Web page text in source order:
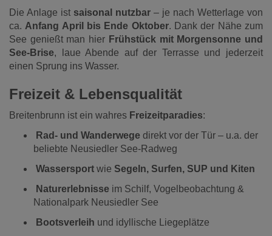
Die Anlage ist saisonal nutzbar – je nach Wetterlage von
ca. Anfang April bis Ende Oktober. Dank der Nähe zum
See genießt man hier Frühstück mit Morgensonne und
See-Brise, laue Abende auf der Terrasse und jederzeit
einen Sprung ins Wasser.
Freizeit & Lebensqualität
Breitenbrunn ist ein wahres Freizeitparadies:
Rad- und Wanderwege direkt vor der Tür – u.a. der
beliebte Neusiedler See-Radweg
Wassersport wie Segeln, Surfen, SUP und Kiten
Naturerlebnisse im Schilf, Vogelbeobachtung &
Nationalpark Neusiedler See
Bootsverleih und idyllische Liegeplätze